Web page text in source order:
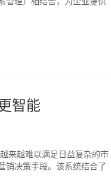
智能
来越难以满足日益复杂的市
销决策手段。该系统结合了